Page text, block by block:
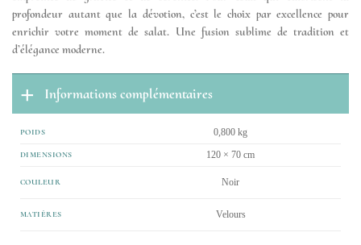
profondeur autant que la dévotion, c’est le choix par excellence pour
enrichir votre moment de salat. Une fusion sublime de tradition et
d’élégance moderne.
Informations complémentaires
POIDS 0,800 kg
DIMENSIONS 120 × 70 cm
COULEUR Noir
MATIÈRES Velours